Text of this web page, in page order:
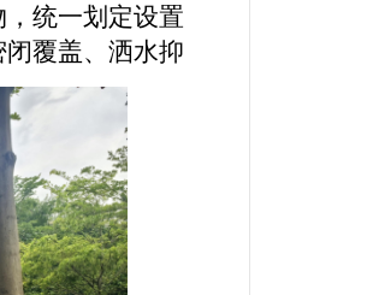
统一划定设置
覆盖、洒水抑